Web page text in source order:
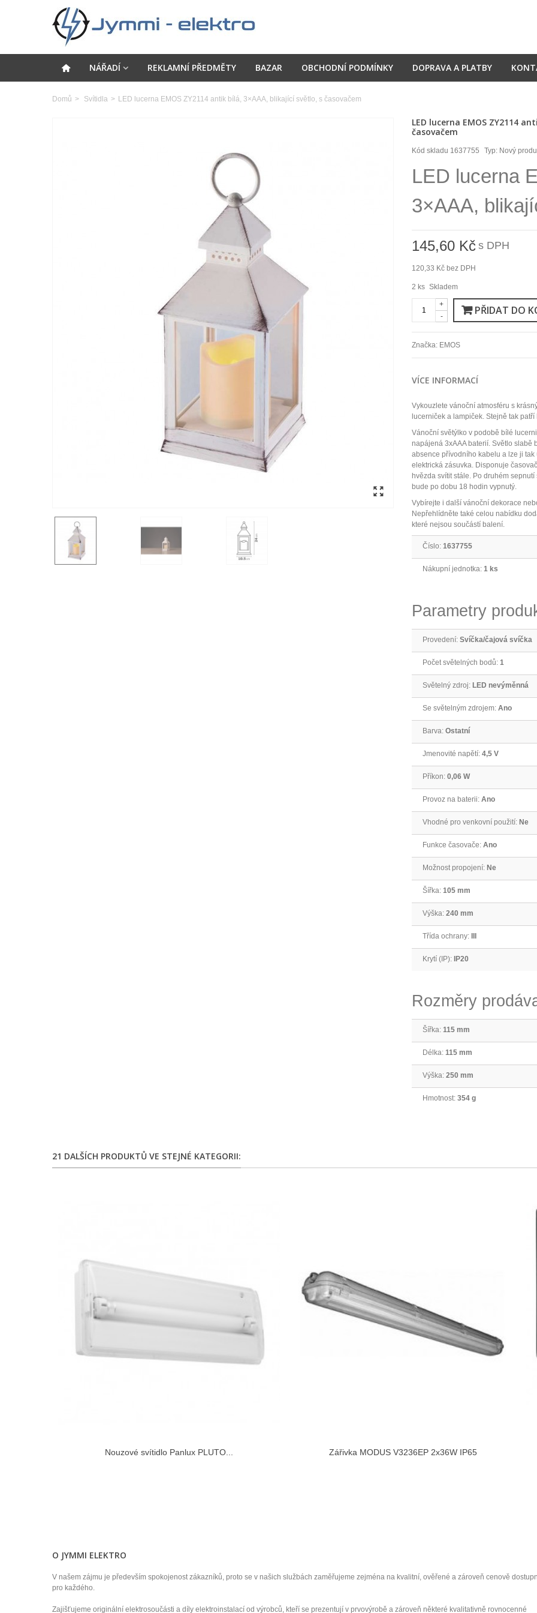
NÁŘADÍ REKLAMNÍ PŘEDMĚTY BAZAR OBCHODNÍ PODMÍNKY DOPRAVA A PLATBY
Domů > Svítidla > LED lucerna EMOS ZY2114 antik bílá, 3×AAA, blikající světlo, s časovačem
LED lucerna EMOS ZY2114
časovačem
Kód skladu 1637755 Typ: Nový
LED lucerna
3×AAA,
145,60 Kč s DPH
120,33 Kč bez DPH
2 ks Skladem
-
+ PŘIDAT DO
Značka: EMOS
VÍCE INFORMACÍ
Vykouzlete vánoční atmosféru s
lucerniček a lampiček. Stejně tak
Vánoční světýlko v podobě bílé
napájená 3xAAA baterií. Světlo slabě
absence přívodního kabelu a lze ji
elektrická zásuvka. Disponuje
hvězda svítit stále. Po druhém
bude po dobu 18 hodin vypnutý.
Vybírejte i další vánoční dekorace
Nepřehlídněte také celou nabídku
které nejsou součástí balení.
Číslo: 1637755
Nákupní jednotka: 1 ks
Parametry
Provedení: Svíčka/čajová svíčka
Počet světelných bodů: 1
Světelný zdroj: LED nevýměnná
Se světelným zdrojem: Ano
Barva: Ostatní
Jmenovité napětí: 4,5 V
Příkon: 0,06 W
Provoz na baterii: Ano
Vhodné pro venkovní použití: Ne
Funkce časovače: Ano
Možnost propojení: Ne
Šířka: 105 mm
Výška: 240 mm
Třída ochrany:
Krytí (IP): IP20
Rozměry
Šířka: 115 mm
Délka: 115 mm
Výška: 250 mm
Hmotnost: 354 g
21 DALŠÍCH PRODUKTŮ VE STEJNÉ KATEGORII:
Nouzové svítidlo Panlux PLUTO... Zářivka MODUS V3236EP 2x36W IP65
O JYMMI ELEKTRO
V našem zájmu je především spokojenost zákazníků, proto se v našich službách zaměřujeme zejména na kvalitní, ověřené a zároveň cenově
pro každého.
Zajišťujeme originální elektrosoučásti a díly elektroinstalací od výrobců, kteří se prezentují v prvovýrobě a zároveň některé kvalitativně rovnocenné